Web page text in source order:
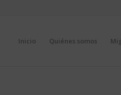
Inicio Quiénes somos